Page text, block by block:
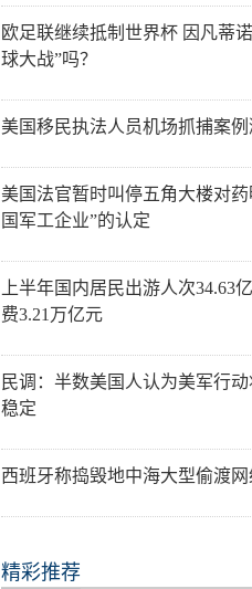
欧足联继续抵制世界杯 因凡蒂
球大战”吗？
美国移民执法人员机场抓捕案例
美国法官暂时叫停五角大楼对药
国军工企业”的认定
上半年国内居民出游人次34.63
费3.21万亿元
民调：半数美国人认为美军行
稳定
西班牙称捣毁地中海大型偷渡
精彩推荐